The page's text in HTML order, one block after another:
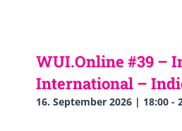
WUI.Online #39 –
International –
16. September 2026 | 18:00 -